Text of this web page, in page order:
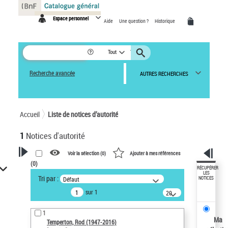
Espace personnel Aide Une question ? Historique
Tout
Recherche avancée AUTRES RECHERCHES
Accueil Liste de notices d’autorité
1 Notices d'autorité
VOTRE RECHERCHE
Recherche avancée dans les
notices d’autorité
Œuvres liées à l'auteur :
Temperton, Rod (1947-2016)
Voir la sélection (0) Ajouter à mes références
(0)
Tri par : Défaut
sur 1
20
résultats/page
1
Temperton, Rod (1947-2016)
RÉCUPÉRER
LES
NOTICES
Ma
Panneau de gestion des cookies